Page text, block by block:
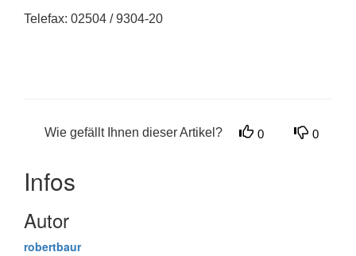
Telefax: 02504 / 9304-20
Wie gefällt Ihnen dieser Artikel? 0 0
Infos
Autor
robertbaur